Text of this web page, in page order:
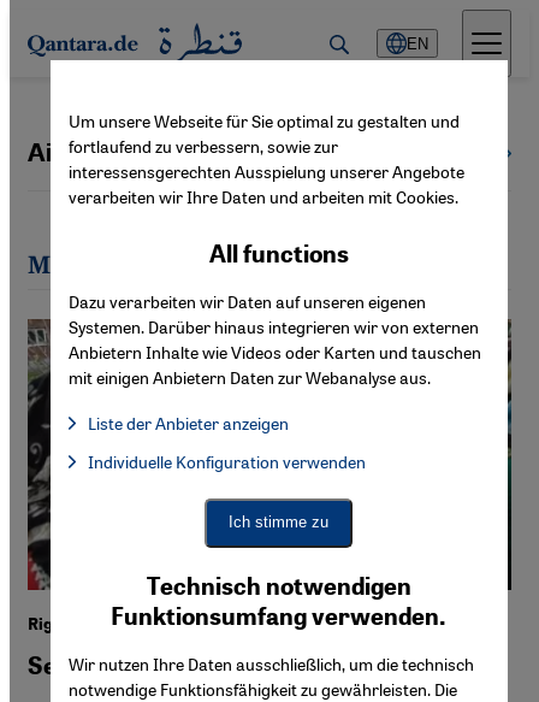
Direkt zum Inhalt springen
EN
Aiman Mazyek
Most recent articles by Aiman Mazyek
Right-wing Extremism and Islamophobia in Germany
Sending out a Political Signal
Um unsere Webseite für Sie optimal zu gestalten und
fortlaufend zu verbessern, sowie zur
interessensgerechten Ausspielung unserer Angebote
verarbeiten wir Ihre Daten und arbeiten mit Cookies.
Technisch notwendigen
Funktionsumfang verwenden.
Wir nutzen Ihre Daten ausschließlich, um die technisch
notwendige Funktionsfähigkeit zu gewährleisten. Die
All functions
Dazu verarbeiten wir Daten auf unseren eigenen
Systemen. Darüber hinaus integrieren wir von externen
Anbietern Inhalte wie Videos oder Karten und tauschen
mit einigen Anbietern Daten zur Webanalyse aus.
Liste der Anbieter anzeigen
Facebook Embed / Facebook Connect, Google Maps Embed,
Facebook Embed / Facebook Connect
Google Maps Embed
Individuelle Konfiguration verwenden
Ich stimme zu